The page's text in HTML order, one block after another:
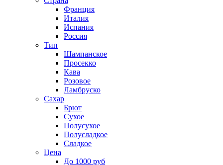
Франция
Италия
Испания
Россия
Тип
Шампанское
Просекко
Кава
Розовое
Ламбруско
Сахар
Брют
Сухое
Полусухое
Полусладкое
Сладкое
Цена
До 1000 руб